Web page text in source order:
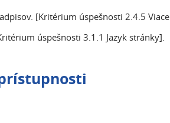
[Kritérium úspešnosti 2.4.5
úspešnosti 3.1.1 Jazyk stránky].